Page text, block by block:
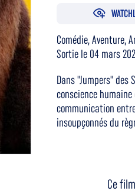
Comédie, Aventure,
Sortie le 04 mars
Dans "Jumpers"
conscience
communication
insoupçonnés du
Ce